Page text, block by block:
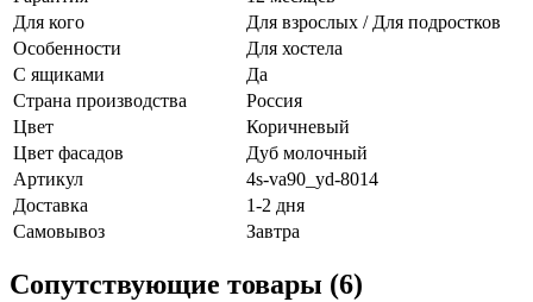
Для кого
Для взрослых / Для подростков
Особенности
Для хостела
С ящиками
Да
Страна производства
Россия
Цвет
Коричневый
Цвет фасадов
Дуб молочный
Артикул
4s-va90_yd-8014
Доставка
1-2 дня
Самовывоз
Завтра
Сопутствующие товары (6)